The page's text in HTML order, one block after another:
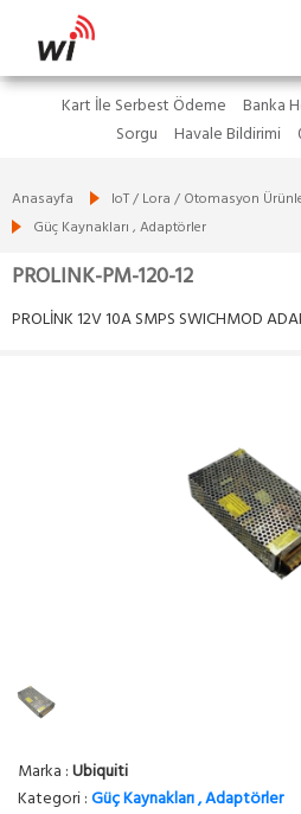
Kart İle Serbest Ödeme Banka
Sorgu
Havale Bildirimi
Anasayfa
IoT / Lora / Otomasyon
Güç Kaynakları , Adaptörler
PROLINK-PM-120-12
PROLİNK 12V 10A SMPS SWICHMOD
Marka :Ubiquiti
Kategori :Güç Kaynakları , Adaptörler